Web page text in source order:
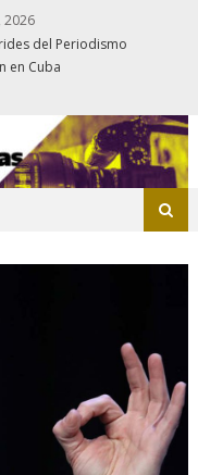
2026
del Periodismo
en Cuba